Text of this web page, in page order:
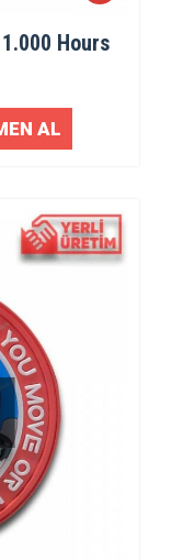
Hours
AL